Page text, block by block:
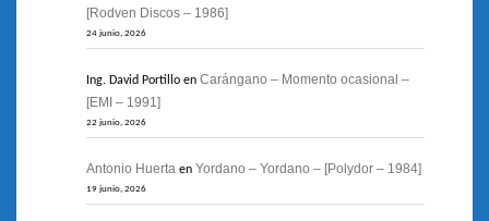
[Rodven Discos – 1986]
24 junio, 2026
Ing. David Portillo en Carángano – Momento ocasional –
[EMI – 1991]
22 junio, 2026
Antonio Huerta en Yordano – Yordano – [Polydor – 1984]
19 junio, 2026